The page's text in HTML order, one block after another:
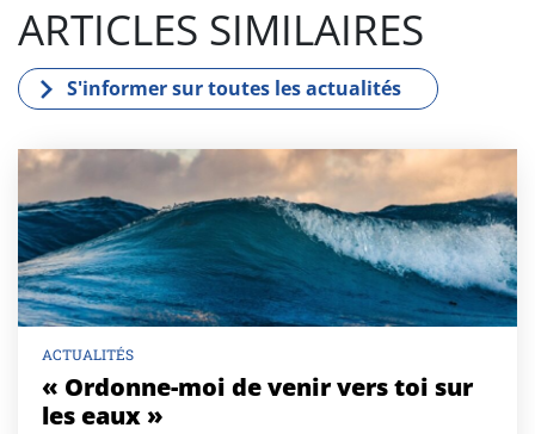
ARTICLES SIMILAIRES
S'informer sur toutes les actualités
ACTUALITÉS
« Ordonne-moi de venir vers toi sur
les eaux »